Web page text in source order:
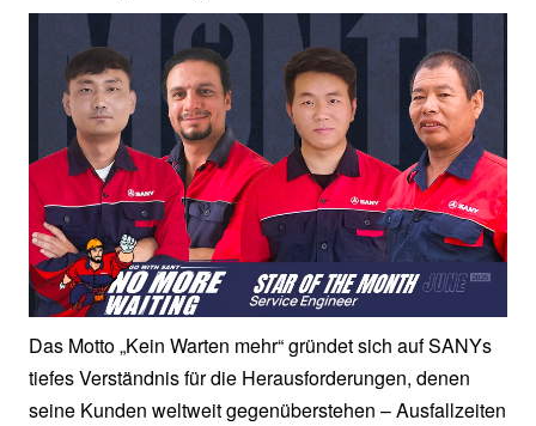
Das Motto „Kein Warten mehr“ gründet sich auf SANYs
tiefes Verständnis für die Herausforderungen, denen
seine Kunden weltweit gegenüberstehen – Ausfallzeiten